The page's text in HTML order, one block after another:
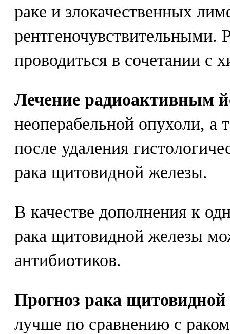
раке и злокачественных
рентгеночувствительными.
проводиться в сочетании с
Лечение радиоактивным
неоперабельной опухоли, а
после удаления
рака щитовидной железы.
В качестве дополнения к
рака щитовидной железы
антибиотиков.
Прогноз рака
лучше по сравнению с